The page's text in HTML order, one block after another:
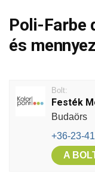
Poli-Farbe
és
Bolt:
Festék
Budaörs
+36-23-
A